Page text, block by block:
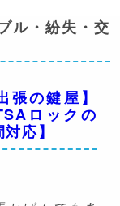
ル・紛失・交
張の鍵屋】
ロックの
応】